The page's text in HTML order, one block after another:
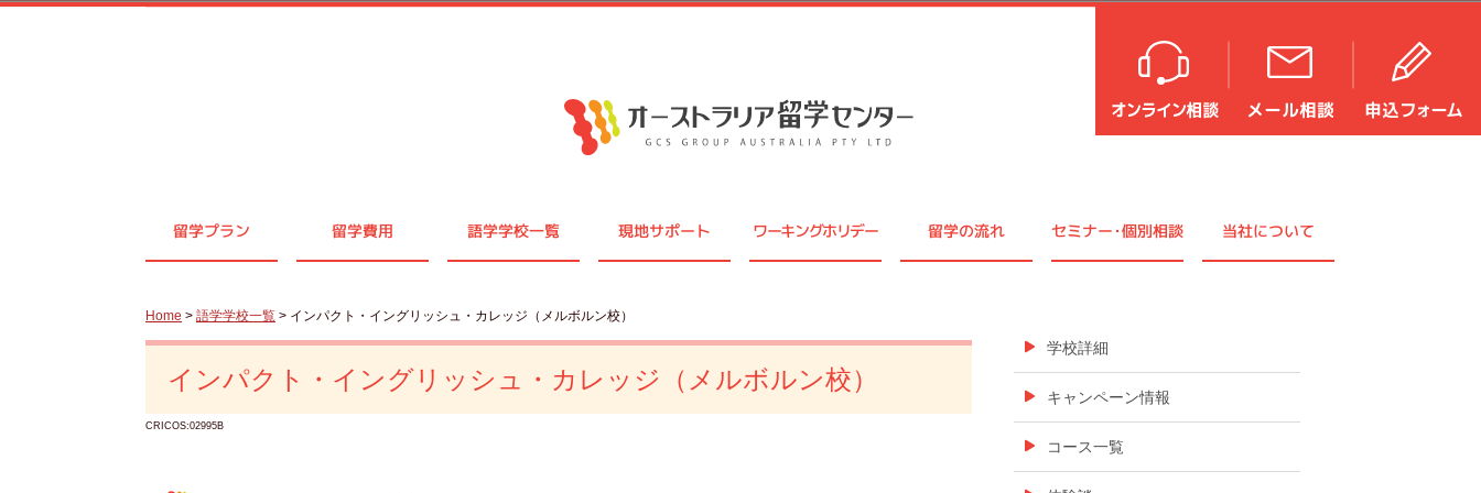
留学プラン 留学費用 語学学校一覧 現地サポート ワーキングホリデー 留学の流れ セミナー・個別相談 当社について
Home > 語学学校一覧 > インパクト・イングリッシュ・カレッジ（メルボルン校）
インパクト・イングリッシュ・カレッジ（メルボルン校）
CRICOS:02995B
学校詳細
キャンペーン情報
コース一覧